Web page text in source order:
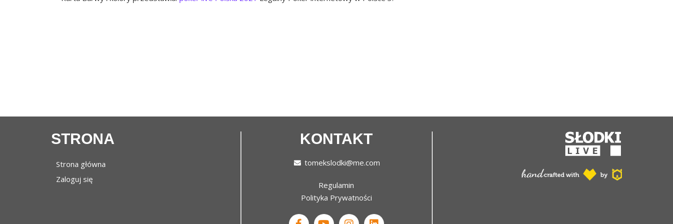
STRONA
Strona główna
Zaloguj się
KONTAKT
tomekslodki@me.com
Regulamin
Polityka Prywatności
F Y I L